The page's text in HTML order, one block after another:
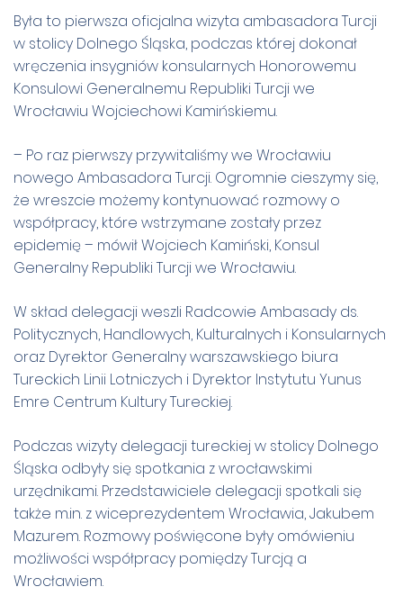
Była to pierwsza oficjalna wizyta ambasadora Turcji
w stolicy Dolnego Śląska, podczas której dokonał
wręczenia insygniów konsularnych Honorowemu
Konsulowi Generalnemu Republiki Turcji we
Wrocławiu Wojciechowi Kamińskiemu.
– Po raz pierwszy przywitaliśmy we Wrocławiu
nowego Ambasadora Turcji. Ogromnie cieszymy się,
że wreszcie możemy kontynuować rozmowy o
współpracy, które wstrzymane zostały przez
epidemię – mówił Wojciech Kamiński, Konsul
Generalny Republiki Turcji we Wrocławiu.
W skład delegacji weszli Radcowie Ambasady ds.
Politycznych, Handlowych, Kulturalnych i Konsularnych
oraz Dyrektor Generalny warszawskiego biura
Tureckich Linii Lotniczych i Dyrektor Instytutu Yunus
Emre Centrum Kultury Tureckiej.
Podczas wizyty delegacji tureckiej w stolicy Dolnego
Śląska odbyły się spotkania z wrocławskimi
urzędnikami. Przedstawiciele delegacji spotkali się
także m.in. z wiceprezydentem Wrocławia, Jakubem
Mazurem. Rozmowy poświęcone były omówieniu
możliwości współpracy pomiędzy Turcją a
Wrocławiem.